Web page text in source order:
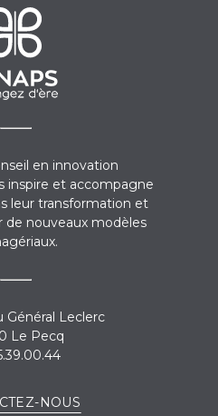
en innovation
inspire et accompagne
leur transformation et
de nouveaux modèles
Général Leclerc
Le Pecq
NOUS